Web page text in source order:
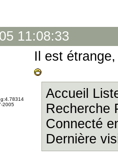
11:08:33
2005
Il est
Accueil
Recherche
Connecté
Dernière